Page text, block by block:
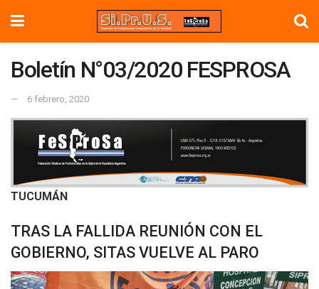
Boletín N°03/2020 FESPROSA
6 febrero, 2020
TUCUMÁN
TRAS LA FALLIDA REUNIÓN CON EL
GOBIERNO, SITAS VUELVE AL PARO